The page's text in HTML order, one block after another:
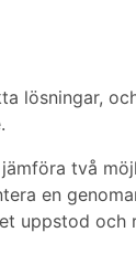
lösningar,
två
en
uppstod och